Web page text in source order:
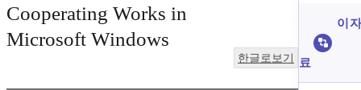
Cooperating Works in
Microsoft Windows
한글로보기
이
료